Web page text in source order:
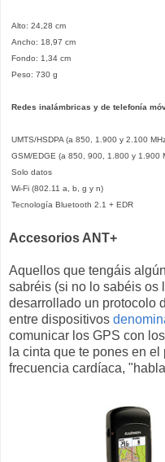
Alto: 24,28 cm
Ancho: 18,97 cm
Fondo: 1,34 cm
Peso: 730 g
Redes inalámbricas y de telefonía
UMTS/HSDPA (a 850, 1.900 y 2.100
GSM/EDGE (a 850, 900, 1.800 y 1.900
Solo datos
Wi-Fi (802.11 a, b, g y n)
Tecnología Bluetooth 2.1 + EDR
Accesorios ANT+
Aquellos que tengáis algún
sabréis (si no lo sabéis os
desarrollado un protocolo
entre dispositivos
comunicar los GPS con
la cinta que te pones en
frecuencia cardíaca,